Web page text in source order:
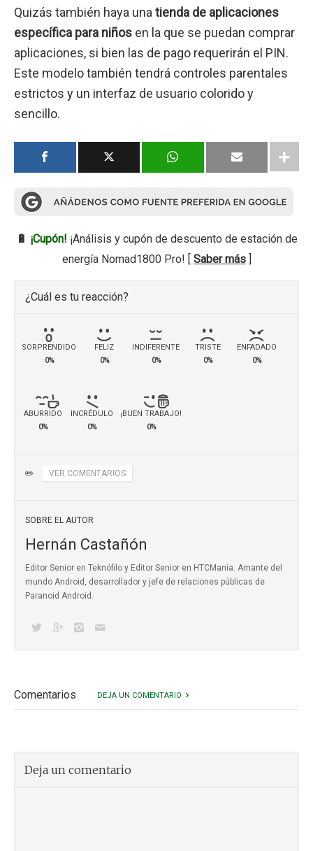
Quizás también haya una tienda de aplicaciones
específica para niños en la que se puedan comprar
aplicaciones, si bien las de pago requerirán el PIN.
Este modelo también tendrá controles parentales
estrictos y un interfaz de usuario colorido y
sencillo.
🔋 ¡Cupón! ¡Análisis y cupón de descuento de estación de
energía Nomad1800 Pro! [ Saber más]
¿Cuál es tu reacción?
SORPRENDIDO
0%
FELIZ
0%
INDIFERENTE
0%
TRISTE
0%
ENFADADO
0%
ABURRIDO
0%
INCRÉDULO
0%
¡BUEN TRABAJO!
0%
✏️ VER COMENTARIOS
SOBRE EL AUTOR
Hernán Castañón
Editor Senior en Teknófilo y Editor Senior en HTCMania. Amante del
mundo Android, desarrollador y jefe de relaciones públicas de
Paranoid Android.
Comentarios DEJA UN COMENTARIO
Deja un comentario